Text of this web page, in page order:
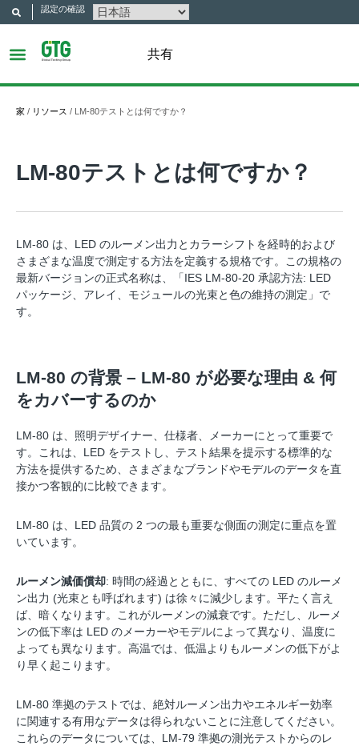
認定の確認
共有
家 / リソース / LM-80テストとは何ですか？
LM-80テストとは何ですか？
LM-80 は、LED のルーメン出力とカラーシフトを経時的および
さまざまな温度で測定する方法を定義する規格です。この規格の
最新バージョンの正式名称は、「IES LM-80-20 承認方法: LED
パッケージ、アレイ、モジュールの光束と色の維持の測定」で
す。
LM-80 の背景 – LM-80 が必要な理由 & 何
をカバーするのか
LM-80 は、照明デザイナー、仕様者、メーカーにとって重要で
す。これは、LED をテストし、テスト結果を提示する標準的な
方法を提供するため、さまざまなブランドやモデルのデータを直
接かつ客観的に比較できます。
LM-80 は、LED 品質の 2 つの最も重要な側面の測定に重点を置
いています。
ルーメン減価償却: 時間の経過とともに、すべての LED のルーメ
ン出力 (光束とも呼ばれます) は徐々に減少します。平たく言え
ば、暗くなります。これがルーメンの減衰です。ただし、ルーメ
ンの低下率は LED のメーカーやモデルによって異なり、温度に
よっても異なります。高温では、低温よりもルーメンの低下がよ
り早く起こります。
LM-80 準拠のテストでは、絶対ルーメン出力やエネルギー効率
に関連する有用なデータは得られないことに注意してください。
これらのデータについては、LM-79 準拠の測光テストからのレ